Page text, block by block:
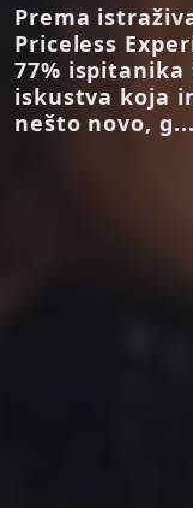
Prema
Priceless
77%
iskustva koja
nešto novo, g...